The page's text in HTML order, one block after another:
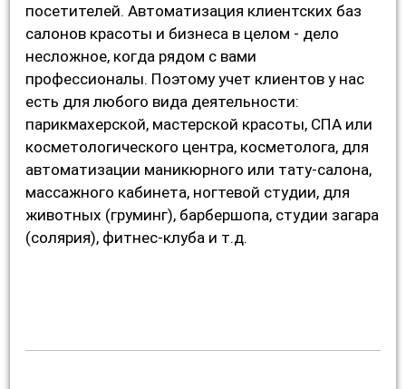
посетителей. Автоматизация клиентских баз
салонов красоты и бизнеса в целом - дело
несложное, когда рядом с вами
профессионалы. Поэтому учет клиентов у нас
есть для любого вида деятельности:
парикмахерской, мастерской красоты, СПА или
косметологического центра, косметолога, для
автоматизации маникюрного или тату-салона,
массажного кабинета, ногтевой студии, для
животных (груминг), барбершопа, студии загара
(солярия), фитнес-клуба и т.д.